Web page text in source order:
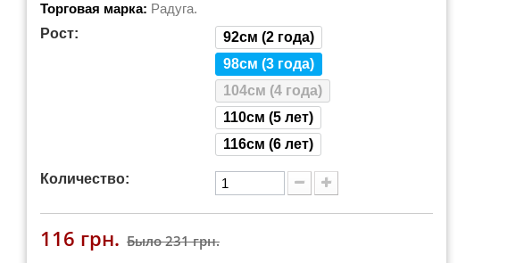
Торговая марка: Радуга.
Рост:
92см (2 года)
98см (3 года)
104см (4 года)
110см (5 лет)
116см (6 лет)
Количество:
116 грн. Было231 грн.